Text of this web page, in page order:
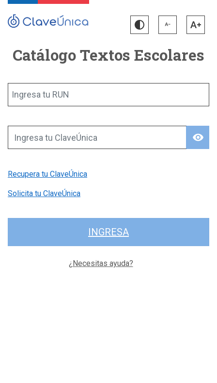
Catálogo Textos Escolares
Ingresa tu RUN
visibility
Ingresa tu ClaveÚnica
Recupera tu ClaveÚnica
Solicita tu ClaveÚnica
INGRESA
¿Necesitas ayuda?